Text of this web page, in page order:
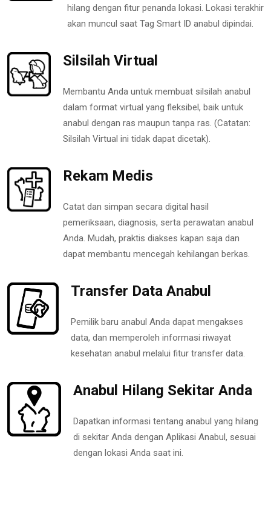
hilang dengan fitur penanda lokasi. Lokasi terakhir
akan muncul saat Tag Smart ID anabul dipindai.
Silsilah Virtual
Membantu Anda untuk membuat silsilah anabul
dalam format virtual yang fleksibel, baik untuk
anabul dengan ras maupun tanpa ras. (Catatan:
Silsilah Virtual ini tidak dapat dicetak).
Rekam Medis
Catat dan simpan secara digital hasil
pemeriksaan, diagnosis, serta perawatan anabul
Anda. Mudah, praktis diakses kapan saja dan
dapat membantu mencegah kehilangan berkas.
Transfer Data Anabul
Pemilik baru anabul Anda dapat mengakses
data, dan memperoleh informasi riwayat
kesehatan anabul melalui fitur transfer data.
Anabul Hilang Sekitar Anda
Dapatkan informasi tentang anabul yang hilang
di sekitar Anda dengan Aplikasi Anabul, sesuai
dengan lokasi Anda saat ini.